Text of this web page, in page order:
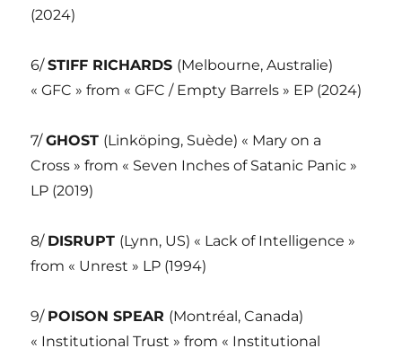
(2024)
6/STIFF RICHARDS (Melbourne, Australie)
« GFC » from « GFC / Empty Barrels » EP (2024)
7/GHOST (Linköping, Suède) « Mary on a
Cross » from « Seven Inches of Satanic Panic »
LP (2019)
8/ DISRUPT (Lynn, US) « Lack of Intelligence »
from « Unrest » LP (1994)
9/ POISON SPEAR (Montréal, Canada)
« Institutional Trust » from « Institutional